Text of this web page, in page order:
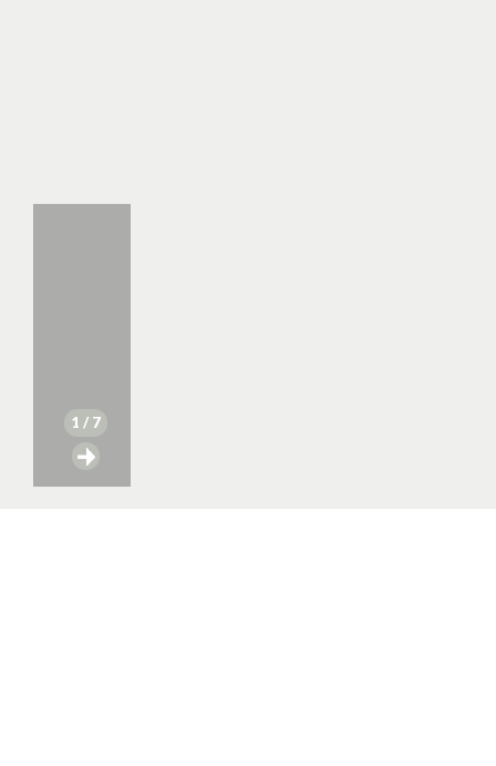
1 / 7